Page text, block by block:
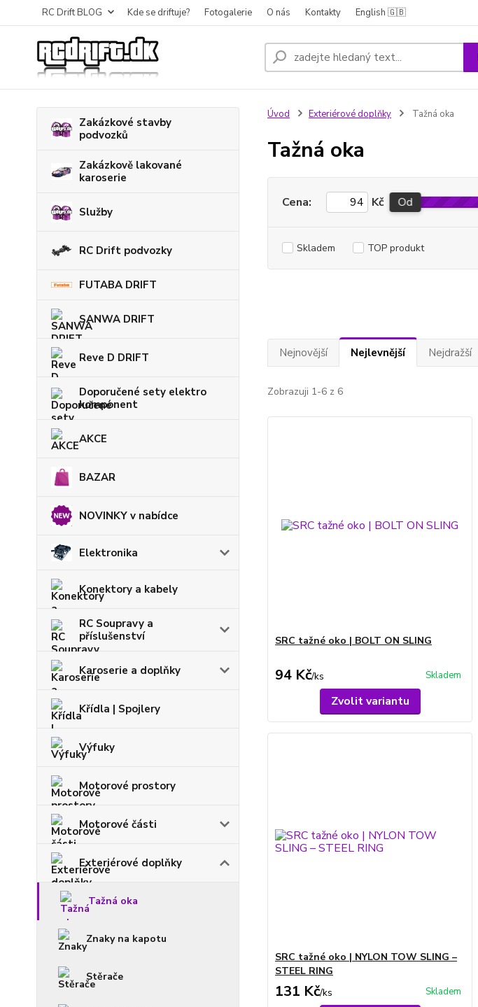
RC Drift BLOG Kde se driftuje? Fotogalerie O nás Kontakty English 🇬🇧
Zakázkové stavby
podvozků
Zakázkově lakované
karoserie
Služby
RC Drift podvozky
FUTABA DRIFT
SANWA DRIFT
Reve D DRIFT
Doporučené sety elektro
komponent
AKCE
BAZAR
NOVINKY v nabídce
Elektronika
Konektory a kabely
RC Soupravy a
příslušenství
Karoserie a doplňky
Křídla | Spojlery
Výfuky
Motorové prostory
Motorové části
Exteriérové doplňky
Tažná oka
Znaky na kapotu
Stěrače
Úvod Exteriérové doplňky Tažná oka
Tažná oka
Cena: Kč Od
Skladem TOP produkt
Nejnovější Nejlevnější Nejdražší
Zobrazuji 1-6 z 6
SRC tažné oko | BOLT ON SLING
94 Kč/ks Skladem
Zvolit variantu
SRC tažné oko | NYLON TOW SLING –
STEEL RING
131 Kč/ks Skladem